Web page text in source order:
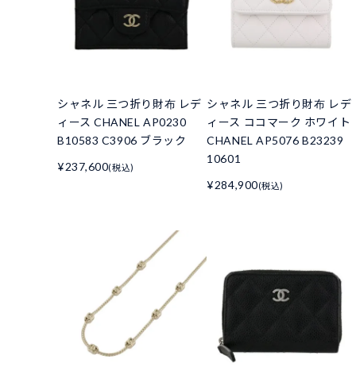
シャネル 三つ折り財布 レデ
ィース CHANEL AP0230
B10583 C3906 ブラック
¥237,600(税込)
シャネル 三つ折り財布 レデ
ィース ココマーク ホワイト
CHANEL AP5076 B23239
10601
¥284,900(税込)